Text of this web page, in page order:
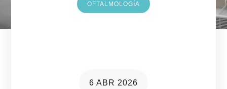
OFTALMOLOGÍA
6 ABR 2026